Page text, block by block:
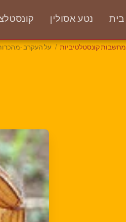
בית נטע אסולין
מחשבות קונסטלטיביות על העקרב -